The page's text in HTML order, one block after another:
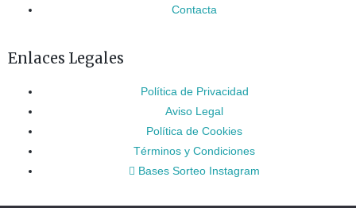
Contacta
Enlaces Legales
Política de Privacidad
Aviso Legal
Política de Cookies
Términos y Condiciones
Bases Sorteo Instagram